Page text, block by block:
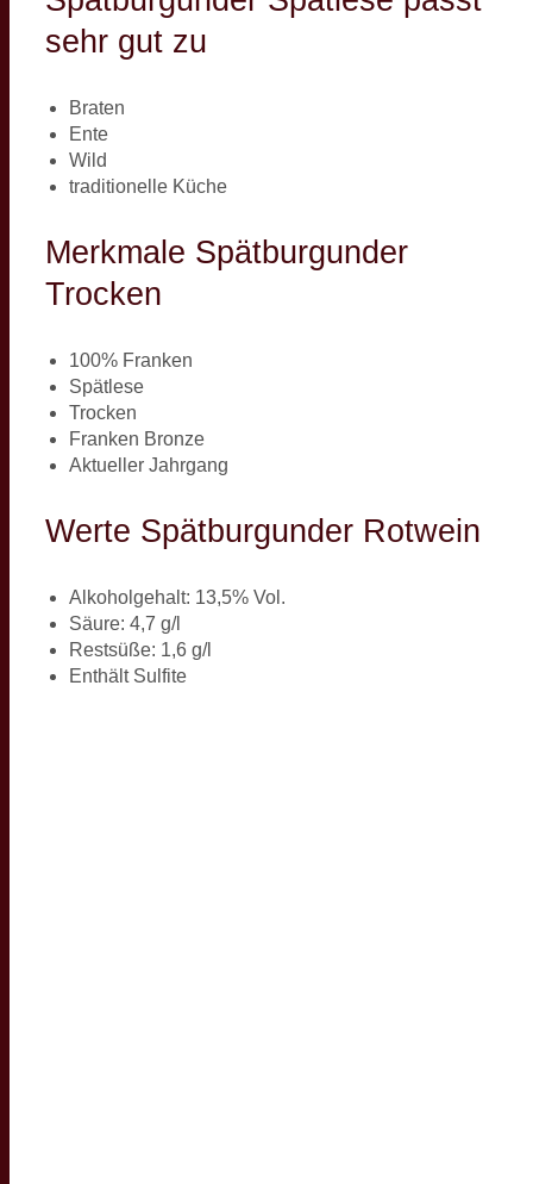
sehr gut zu
Braten
Ente
Wild
traditionelle Küche
Merkmale Spätburgunder
Trocken
100% Franken
Spätlese
Trocken
Franken Bronze
Aktueller Jahrgang
Werte Spätburgunder Rotwein
Alkoholgehalt: 13,5% Vol.
Säure: 4,7 g/l
Restsüße: 1,6 g/l
Enthält Sulfite